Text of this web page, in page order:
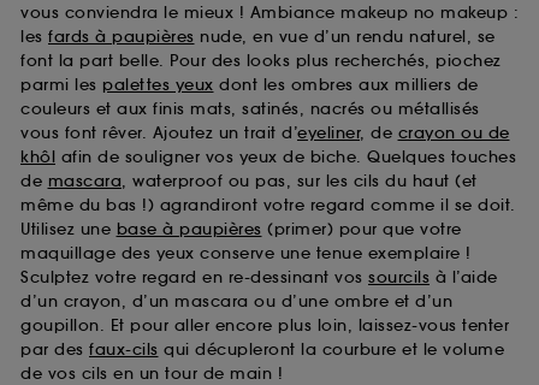
vous conviendra le mieux ! Ambiance makeup no makeup :
les fards à paupières nude, en vue d’un rendu naturel, se
font la part belle. Pour des looks plus recherchés, piochez
parmi les palettes yeux dont les ombres aux milliers de
couleurs et aux finis mats, satinés, nacrés ou métallisés
vous font rêver. Ajoutez un trait d’eyeliner, de crayon ou de
khôl afin de souligner vos yeux de biche. Quelques touches
de mascara, waterproof ou pas, sur les cils du haut (et
même du bas !) agrandiront votre regard comme il se doit.
Utilisez une base à paupières (primer) pour que votre
maquillage des yeux conserve une tenue exemplaire !
Sculptez votre regard en re-dessinant vos sourcils à l’aide
d’un crayon, d’un mascara ou d’une ombre et d’un
goupillon. Et pour aller encore plus loin, laissez-vous tenter
par des faux-cils qui décupleront la courbure et le volume
de vos cils en un tour de main !